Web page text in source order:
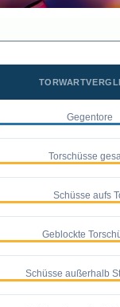
Gegentore
Torschüsse
Schüsse aufs
Geblockte
Schüsse außerhalb